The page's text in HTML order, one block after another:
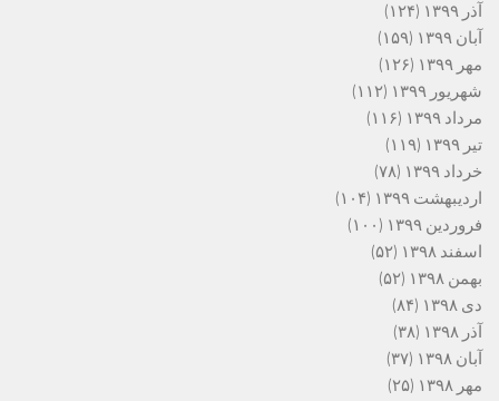
آذر ۱۳۹۹
(۱۲۴)
آبان ۱۳۹۹
(۱۵۹)
مهر ۱۳۹۹
(۱۲۶)
شهریور ۱۳۹۹
(۱۱۲)
مرداد ۱۳۹۹
(۱۱۶)
تیر ۱۳۹۹
(۱۱۹)
خرداد ۱۳۹۹
(۷۸)
اردیبهشت ۱۳۹۹
(۱۰۴)
فروردین ۱۳۹۹
(۱۰۰)
اسفند ۱۳۹۸
(۵۲)
بهمن ۱۳۹۸
(۵۲)
دی ۱۳۹۸
(۸۴)
آذر ۱۳۹۸
(۳۸)
آبان ۱۳۹۸
(۳۷)
مهر ۱۳۹۸
(۲۵)